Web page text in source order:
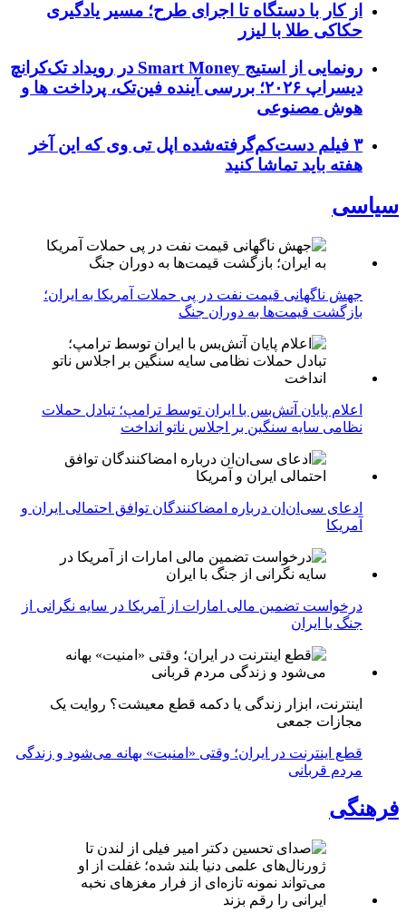
از کار با دستگاه تا اجرای طرح؛ مسیر یادگیری
حکاکی طلا با لیزر
رونمایی از استیج Smart Money در رویداد تک‌کرانچ
دیسراپ ۲۰۲۶؛ بررسی آینده فین‌تک، پرداخت‌ ها و
هوش مصنوعی
۳ فیلم دست‌کم‌گرفته‌شده اپل تی وی که این آخر
هفته باید تماشا کنید
سیاسی
جهش ناگهانی قیمت نفت در پی حملات آمریکا به ایران؛
بازگشت قیمت‌ها به دوران جنگ
اعلام پایان آتش‌بس با ایران توسط ترامپ؛ تبادل حملات
نظامی سایه سنگین بر اجلاس ناتو انداخت
ادعای سی‌ان‌ان درباره امضاکنندگان توافق احتمالی ایران و
آمریکا
درخواست تضمین مالی امارات از آمریکا در سایه نگرانی از
جنگ با ایران
اینترنت، ابزار زندگی یا دکمه قطع معیشت؟ روایت یک
مجازات جمعی
قطع اینترنت در ایران؛ وقتی «امنیت» بهانه می‌شود و زندگی
مردم قربانی
فرهنگی